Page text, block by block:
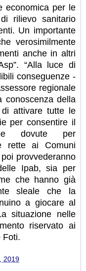
economica per le
rilievo sanitario
Un importante
verosimilmente
anche in altri
“Alla luce di
conseguenze -
regionale
conoscenza della
attivare tutte le
per consentire il
dovute per
rette ai Comuni
provvederanno
Ipab, sia per
che hanno già
sleale che la
a giocare al
situazione nelle
riservato ai
Foti.
2019